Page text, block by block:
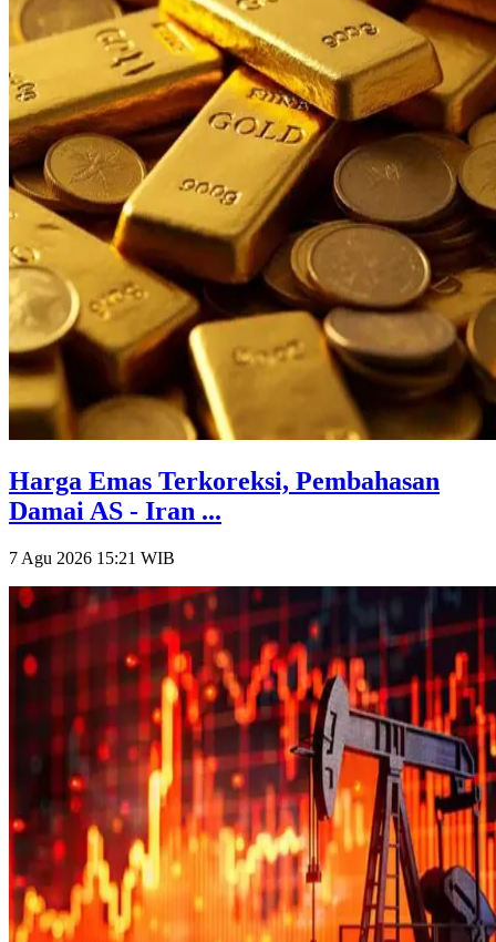
Harga Emas Terkoreksi, Pembahasan
Damai AS - Iran ...
7 Agu 2026 15:21 WIB